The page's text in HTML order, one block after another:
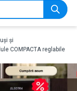
și
COMPACTA reglabile